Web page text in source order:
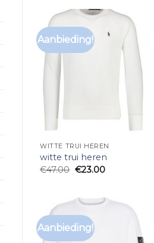
Aanbieding!
WITTE TRUI HEREN
witte trui heren
€47.00 €23.00
Aanbieding!